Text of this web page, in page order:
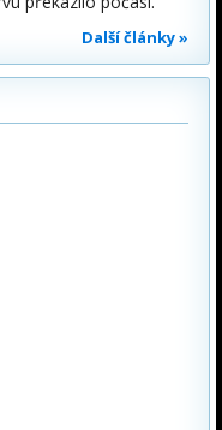
Další články »